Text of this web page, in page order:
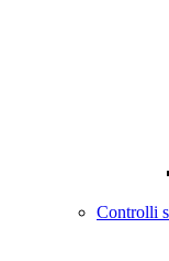
Controlli